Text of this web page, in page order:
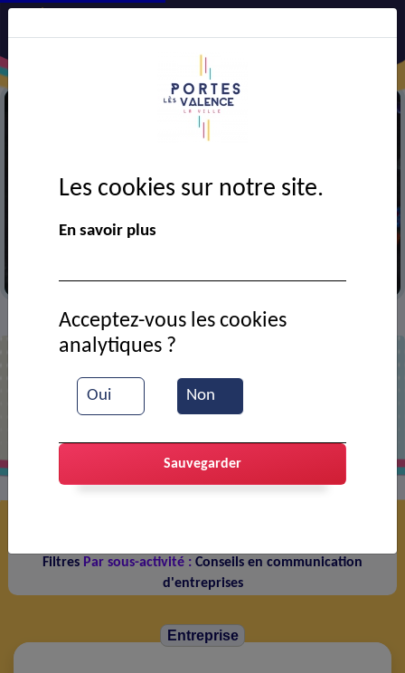
> CADRE DE VIE > Services
Retrouvez tous les services présents sur le territoire
Filtres Par sous-activité : Conseils en communication
d'entreprises
Entreprise
Les cookies sur notre site.
En savoir plus
Oui Non
Acceptez-vous les cookies
analytiques ?
Sauvegarder